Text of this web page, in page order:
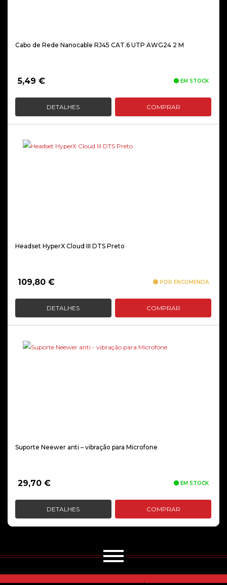
Cabo de Rede Nanocable RJ45 CAT.6 UTP AWG24 2 M
5,49 € EM STOCK
DETALHES COMPRAR
Headset HyperX Cloud III DTS Preto
109,80 € POR ENCOMENDA
DETALHES COMPRAR
Suporte Neewer anti – vibração para Microfone
29,70 € EM STOCK
DETALHES COMPRAR